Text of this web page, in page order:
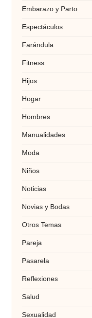
Embarazo y Parto
Espectáculos
Farándula
Fitness
Hijos
Hogar
Hombres
Manualidades
Moda
Niños
Noticias
Novias y Bodas
Otros Temas
Pareja
Pasarela
Reflexiones
Salud
Sexualidad